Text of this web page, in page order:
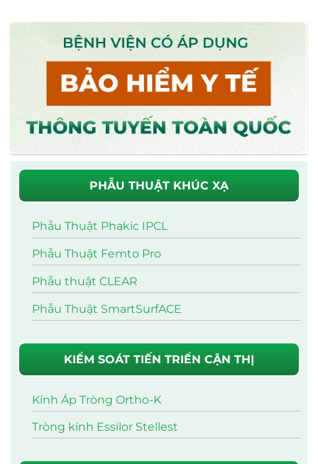
PHẪU THUẬT KHÚC XẠ
Phẫu Thuật Phakic IPCL
Phẫu Thuật Femto Pro
Phẫu thuật CLEAR
Phẫu Thuật SmartSurfACE
KIỂM SOÁT TIẾN TRIỂN CẬN THỊ
Kính Áp Tròng Ortho-K
Tròng kính Essilor Stellest